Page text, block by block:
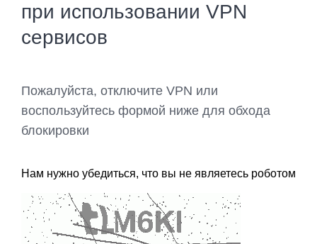
при использовании VPN
сервисов
Пожалуйста, отключите VPN или
воспользуйтесь формой ниже для обхода
блокировки
Нам нужно убедиться, что вы не являетесь роботом